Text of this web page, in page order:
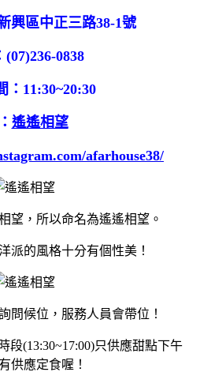
興區中正三路38-1號
0838
：11:30~20:30
遙遙相望
afarhouse38/
望，所以命名為遙遙相望。
派的風格十分有個性美！
問候位，服務人員會帶位！
段(13:30~17:00)只供應甜點下午
供應定食喔！